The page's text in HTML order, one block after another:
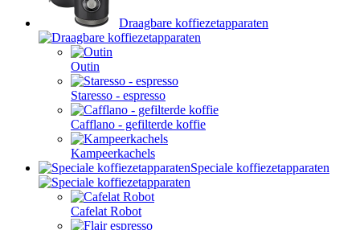
Draagbare koffiezetapparaten
Outin
Staresso - espresso
Cafflano - gefilterde koffie
Kampeerkachels
Speciale koffiezetapparaten
Cafelat Robot